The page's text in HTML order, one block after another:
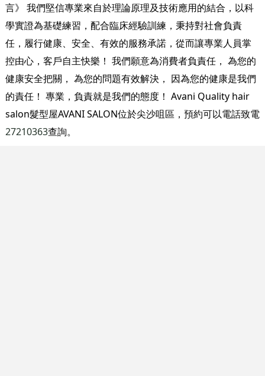
言》 我們堅信專業來自於理論原理及技術應用的結合，以科
學實證為基礎練習，配合臨床經驗訓練，秉持對社會負責
任，履行健康、安全、有效的服務承諾，從而讓專業人員掌
控由心，客戶自主快樂！ 我們願意為消費者負責任， 為您的
健康安全把關， 為您的問題有效解決， 因為您的健康是我們
的責任！ 專業，負責就是我們的態度！ Avani Quality hair
salon髮型屋AVANI SALON位於尖沙咀區，預約可以電話致電
27210363查詢。